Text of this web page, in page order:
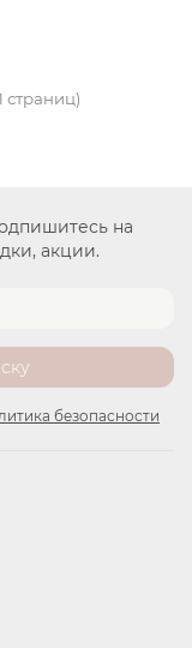
страниц)
на
акции.
безопасности